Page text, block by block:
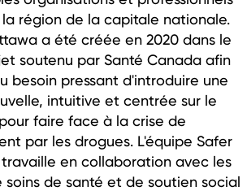
région de la capitale nationale.
a été créée en 2020 dans le
soutenu par Santé Canada afin
besoin pressant d'introduire une
intuitive et centrée sur le
faire face à la crise de
par les drogues. L'équipe Safer
en collaboration avec les
soins de santé et de soutien social